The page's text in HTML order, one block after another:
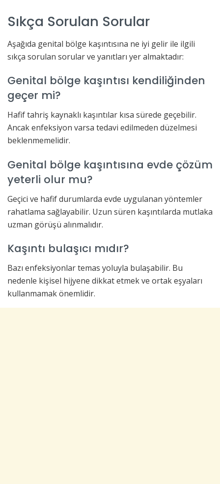
Sıkça Sorulan Sorular
Aşağıda genital bölge kaşıntısına ne iyi gelir ile ilgili
sıkça sorulan sorular ve yanıtları yer almaktadır:
Genital bölge kaşıntısı kendiliğinden
geçer mi?
Hafif tahriş kaynaklı kaşıntılar kısa sürede geçebilir.
Ancak enfeksiyon varsa tedavi edilmeden düzelmesi
beklenmemelidir.
Genital bölge kaşıntısına evde çözüm
yeterli olur mu?
Geçici ve hafif durumlarda evde uygulanan yöntemler
rahatlama sağlayabilir. Uzun süren kaşıntılarda mutlaka
uzman görüşü alınmalıdır.
Kaşıntı bulaşıcı mıdır?
Bazı enfeksiyonlar temas yoluyla bulaşabilir. Bu
nedenle kişisel hijyene dikkat etmek ve ortak eşyaları
kullanmamak önemlidir.